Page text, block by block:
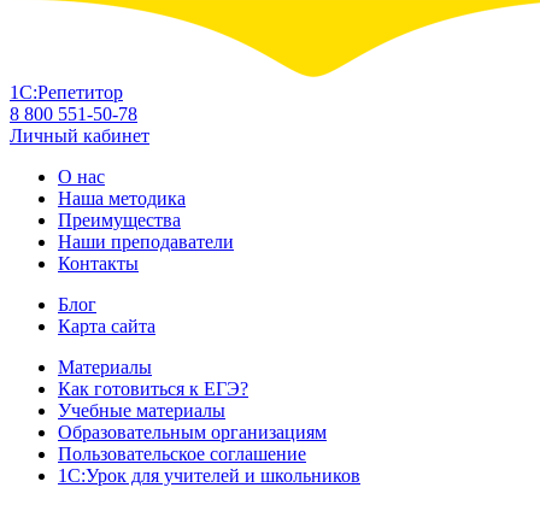
1С:Репетитор
8 800 551-50-78
Личный кабинет
О нас
Наша методика
Преимущества
Наши преподаватели
Контакты
Блог
Карта сайта
Материалы
Как готовиться к ЕГЭ?
Учебные материалы
Образовательным организациям
Пользовательское соглашение
1С:Урок для учителей и школьников